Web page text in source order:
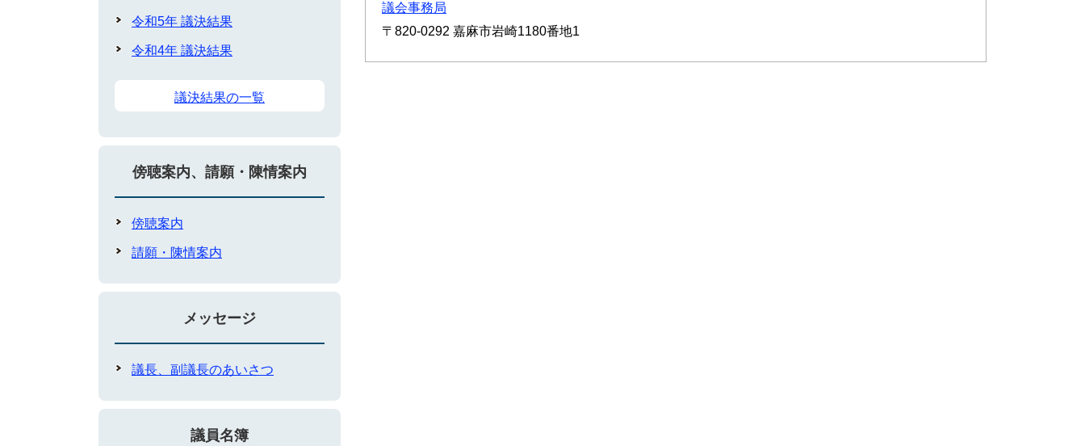
議会事務局
〒820-0292 嘉麻市岩崎1180番地1
令和5年 議決結果
令和4年 議決結果
議決結果の一覧
傍聴案内、請願・陳情案内
傍聴案内
請願・陳情案内
メッセージ
議長、副議長のあいさつ
議員名簿